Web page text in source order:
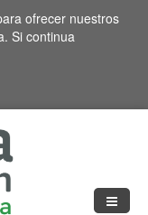
ofrecer nuestros
Si continua